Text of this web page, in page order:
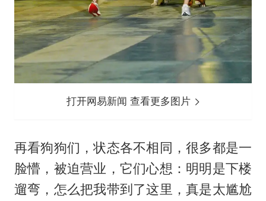
打开网易新闻 查看更多图片
再看狗狗们，状态各不相同，很多都是一
脸懵，被迫营业，它们心想：明明是下楼
遛弯，怎么把我带到了这里，真是太尴尬